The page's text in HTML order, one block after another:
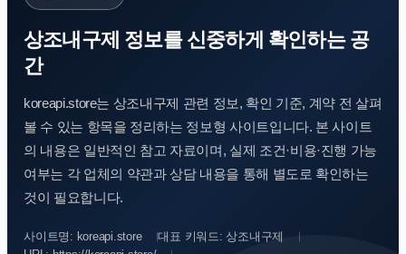
상조내구제 정보를 신중하게 확인하는 공
간
koreapi.store는 상조내구제 관련 정보, 확인 기준, 계약 전 살펴
볼 수 있는 항목을 정리하는 정보형 사이트입니다. 본 사이트
의 내용은 일반적인 참고 자료이며, 실제 조건·비용·진행 가능
여부는 각 업체의 약관과 상담 내용을 통해 별도로 확인하는
것이 필요합니다.
사이트명: koreapi.store
대표 키워드: 상조내구제